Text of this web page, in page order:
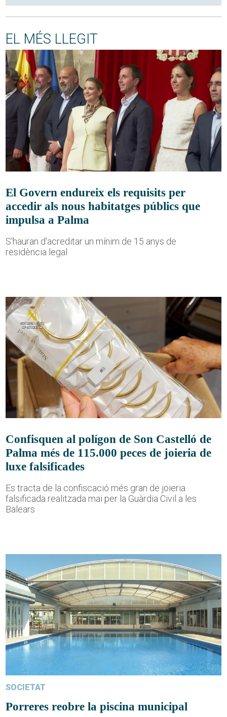
EL MÉS LLEGIT
El Govern endureix els requisits per
accedir als nous habitatges públics que
impulsa a Palma
S'hauran d'acreditar un mínim de 15 anys de
residència legal
Confisquen al polígon de Son Castelló de
Palma més de 115.000 peces de joieria de
luxe falsificades
Es tracta de la confiscació més gran de joieria
falsificada realitzada mai per la Guàrdia Civil a les
Balears
SOCIETAT
Porreres reobre la piscina municipal